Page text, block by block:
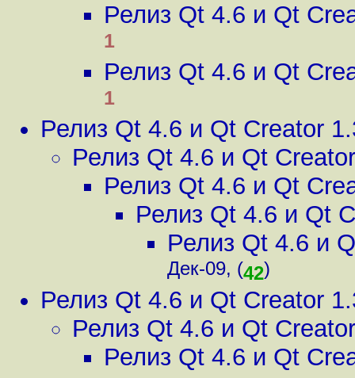
Релиз Qt 4.6 и Qt
1
Релиз Qt 4.6 и Qt
1
Релиз Qt 4.6 и Qt Creator
Релиз Qt 4.6 и Qt
Релиз Qt 4.6 и Qt
Релиз Qt 4.6 и Qt
Релиз Qt 4.6 и
Дек-09, (42)
Релиз Qt 4.6 и Qt Creator
Релиз Qt 4.6 и Qt
Релиз Qt 4.6 и Qt